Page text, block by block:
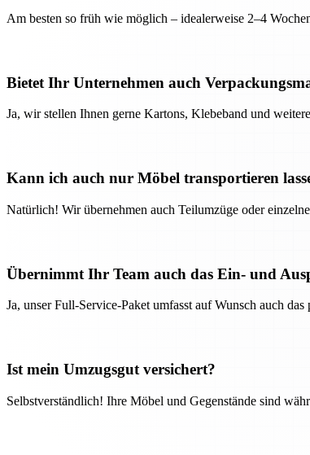
Am besten so früh wie möglich – idealerweise 2–4
Bietet Ihr Unternehmen auch
Ja, wir stellen Ihnen gerne Kartons, Klebeband und
Kann ich auch nur Möbel transportieren
Natürlich! Wir übernehmen auch Teilumzüge oder
Übernimmt Ihr Team auch das Ein- und
Ja, unser Full-Service-Paket umfasst auf Wunsch auch
Ist mein Umzugsgut versichert?
Selbstverständlich! Ihre Möbel und Gegenstände sind